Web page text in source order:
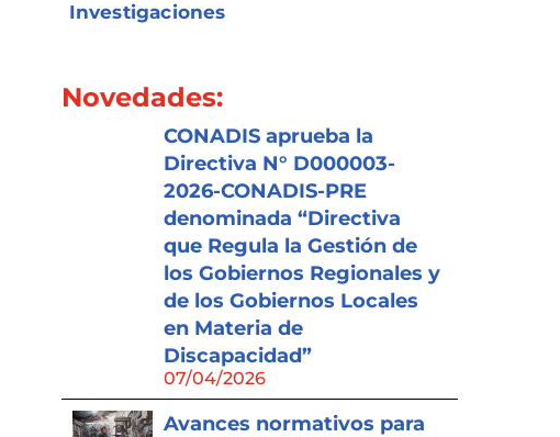
Investigaciones
Novedades:
CONADIS aprueba la
Directiva N° D000003-
2026-CONADIS-PRE
denominada “Directiva
que Regula la Gestión de
los Gobiernos Regionales y
de los Gobiernos Locales
en Materia de
Discapacidad”
07/04/2026
Avances normativos para